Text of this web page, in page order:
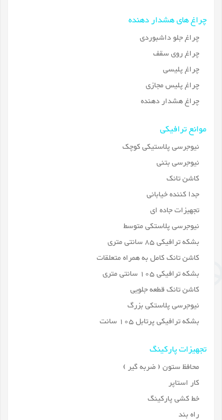
چراغ های هشدار دهنده
چراغ جلو داشبوردی
چراغ روی سقف
چراغ پلیسی
چراغ پلیس مجازی
چراغ هشدار دهنده
موانع ترافیکی
نیوجرسی پلاستیکی کوچک
نیوجرسی بتنی
کاشن تانک
جدا کننده خیابانی
تجهیزات جاده ای
نیوجرسی پلاستکی متوسط
بشکه ترافیکی 85 سانتی متری
کاشن تانک کامل به همراه متعلقات
بشکه ترافیکی 105 سانتی متری
کاشن تانک قطعه جلویی
نیوجرسی پلاستکی بزرگ
بشکه ترافیکی پرتابل 105 سانت
تجهیزات پارکینگ
محافظ ستون ( ضربه گیر )
کار استاپر
خط کشی پارکینگ
راه بند